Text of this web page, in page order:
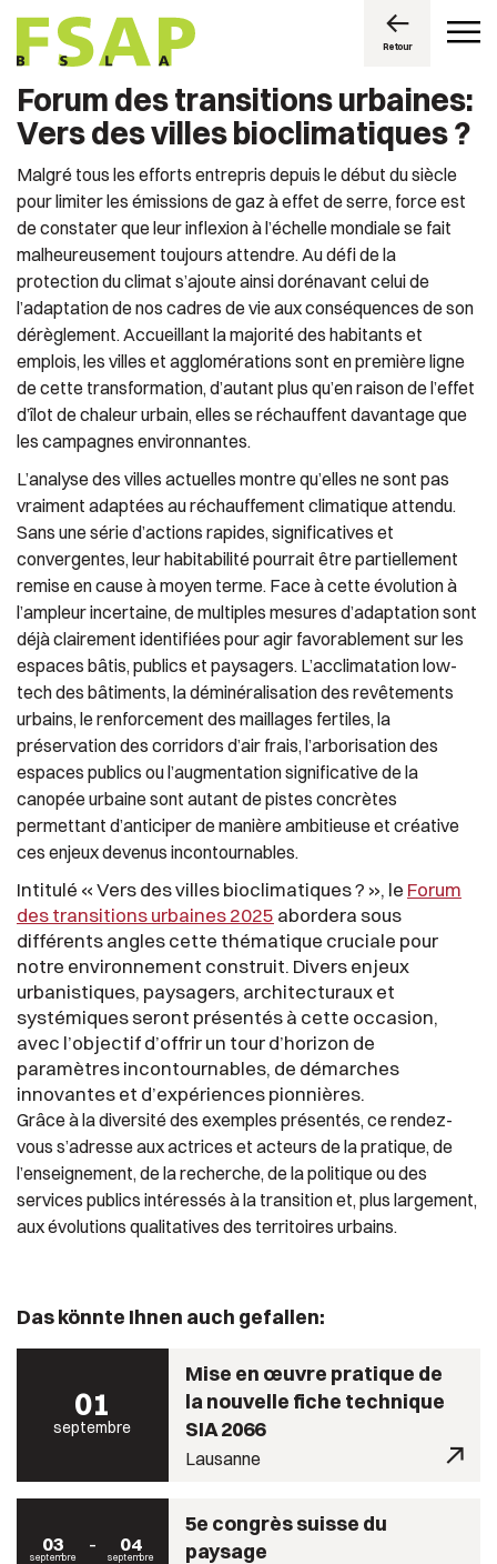
Retour
Forum des transitions urbaines:
Vers des villes bioclimatiques ?
Malgré tous les efforts entrepris depuis le début du siècle
pour limiter les émissions de gaz à effet de serre, force est
de constater que leur inflexion à l’échelle mondiale se fait
malheureusement toujours attendre. Au défi de la
protection du climat s’ajoute ainsi dorénavant celui de
l’adaptation de nos cadres de vie aux conséquences de son
dérèglement. Accueillant la majorité des habitants et
emplois, les villes et agglomérations sont en première ligne
de cette transformation, d’autant plus qu’en raison de l’effet
d’îlot de chaleur urbain, elles se réchauffent davantage que
les campagnes environnantes.
L’analyse des villes actuelles montre qu’elles ne sont pas
vraiment adaptées au réchauffement climatique attendu.
Sans une série d’actions rapides, significatives et
convergentes, leur habitabilité pourrait être partiellement
remise en cause à moyen terme. Face à cette évolution à
l’ampleur incertaine, de multiples mesures d’adaptation sont
déjà clairement identifiées pour agir favorablement sur les
espaces bâtis, publics et paysagers. L’acclimatation low-
tech des bâtiments, la déminéralisation des revêtements
urbains, le renforcement des maillages fertiles, la
préservation des corridors d’air frais, l’arborisation des
espaces publics ou l’augmentation significative de la
canopée urbaine sont autant de pistes concrètes
permettant d’anticiper de manière ambitieuse et créative
ces enjeux devenus incontournables.
Intitulé « Vers des villes bioclimatiques ? », le Forum
des transitions urbaines 2025 abordera sous
différents angles cette thématique cruciale pour
notre environnement construit. Divers enjeux
urbanistiques, paysagers, architecturaux et
systémiques seront présentés à cette occasion,
avec l’objectif d’offrir un tour d’horizon de
paramètres incontournables, de démarches
innovantes et d’expériences pionnières.
Grâce à la diversité des exemples présentés, ce rendez-
vous s’adresse aux actrices et acteurs de la pratique, de
l’enseignement, de la recherche, de la politique ou des
services publics intéressés à la transition et, plus largement,
aux évolutions qualitatives des territoires urbains.
Das könnte Ihnen auch gefallen:
01
septembre
Mise en œuvre pratique de
la nouvelle fiche technique
SIA 2066
Lausanne
03
septembre
04
septembre
5e congrès suisse du
paysage